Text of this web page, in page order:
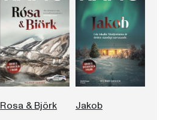
Rosa & Björk Jakob